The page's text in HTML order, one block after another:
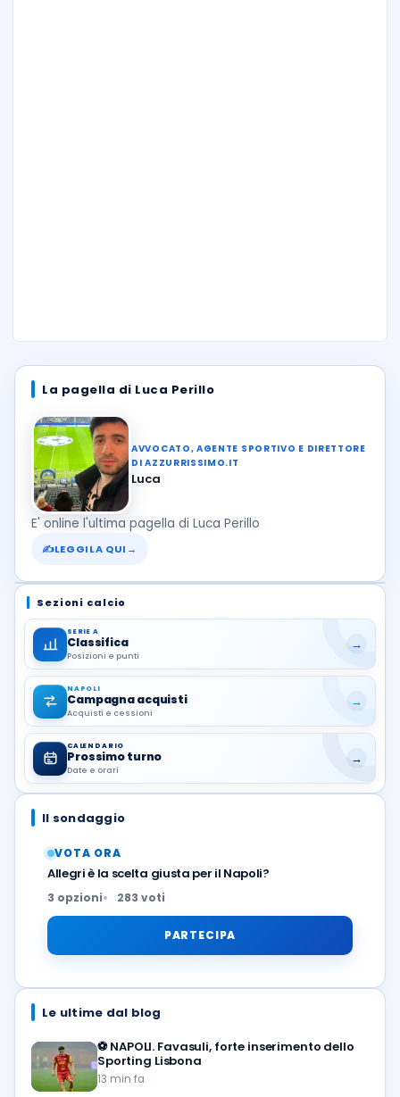
La pagella di Luca Perillo
AVVOCATO, AGENTE SPORTIVO E DIRETTORE
DI AZZURRISSIMO.IT
Luca
E' online l'ultima pagella di Luca Perillo
✍LEGGILA QUI →
Sezioni calcio
SERIE A
Classifica
Posizioni e punti
→
NAPOLI
Campagna acquisti
Acquisti e cessioni
→
CALENDARIO
Prossimo turno
Date e orari
→
Il sondaggio
VOTA ORA
Allegri è la scelta giusta per il Napoli?
3 opzioni 283 voti
PARTECIPA
Le ultime dal blog
⚽️ NAPOLI. Favasuli, forte inserimento dello
Sporting Lisbona
13 min fa